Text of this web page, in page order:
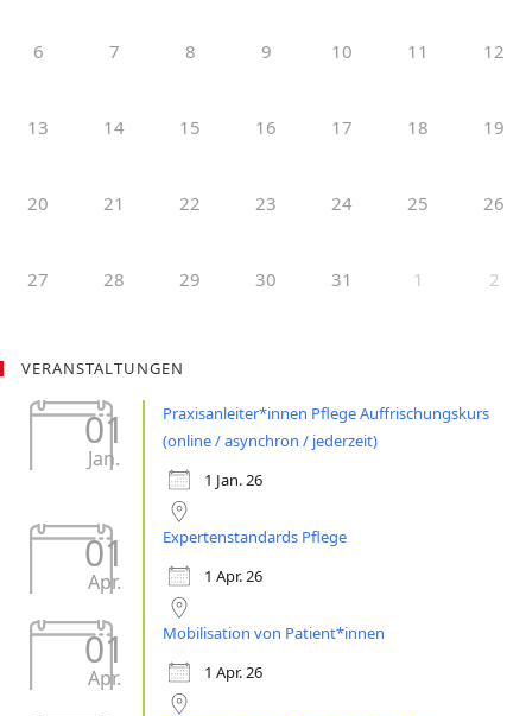
6 7 8 9 10 11 12
13 14 15 16 17 18 19
20 21 22 23 24 25 26
27 28 29 30 31 1 2
VERANSTALTUNGEN
01
Jan.
Praxisanleiter*innen Pflege Auffrischungskurs
(online / asynchron / jederzeit)
1 Jan. 26
01
Apr.
Expertenstandards Pflege
1 Apr. 26
01
Apr.
Mobilisation von Patient*innen
1 Apr. 26